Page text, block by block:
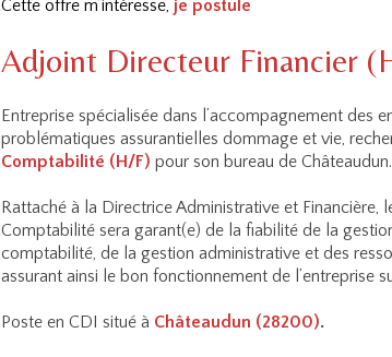
Cette offre m’intéresse, je postule
Adjoint Directeur Financier
Entreprise spécialisée dans l’accompagnement des
problématiques assurantielles dommage et vie,
Comptabilité (H/F) pour son bureau de Châteaudun.
Rattaché à la Directrice Administrative et Financière,
Comptabilité sera garant(e) de la fiabilité de la
comptabilité, de la gestion administrative et des
assurant ainsi le bon fonctionnement de l’entreprise
Poste en CDI situé à Châteaudun (28200).